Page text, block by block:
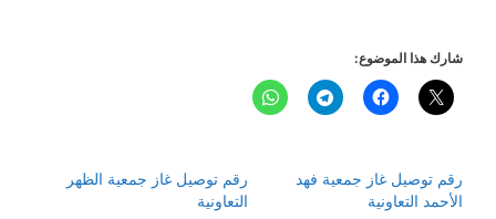
شارك هذا الموضوع:
رقم توصيل غاز جمعية فهد
الأحمد التعاونية
رقم توصيل غاز جمعية الظهر
التعاونية